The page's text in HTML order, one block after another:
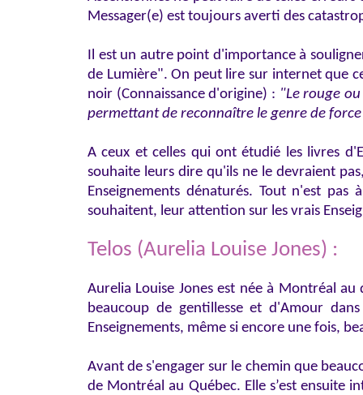
Messager(e) est toujours averti des
Il est un autre point d'importance à
de Lumière". On peut lire sur internet que
noir (Connaissance d'origine) : "Le rouge
permettant de reconnaître le genre de
A ceux et celles qui ont étudié les livres
souhaite leurs dire qu'ils ne le devraient
Enseignements dénaturés. Tout n'est
souhaitent, leur attention sur les vrais
Telos (Aurelia Louise Jones) :
Aurelia Louise Jones est née à Montréal
beaucoup de gentillesse et d'Amour
Enseignements, même si encore une fois,
Avant de s'engager sur le chemin que
de Montréal au Québec. Elle s’est ensuite